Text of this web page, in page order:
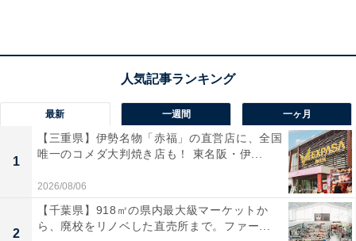
最新 一週間 一ヶ月
1
【三重県】伊勢名物「赤福」の直営店に、全国
唯一のコメダ大判焼き店も！ 東名阪・伊...
2026/08/06
2
【千葉県】918㎡の県内最大級マーケットか
ら、廃校をリノベした直売所まで。ファー...